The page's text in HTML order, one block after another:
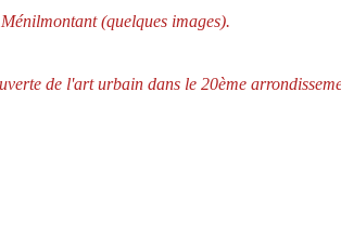
(quelques images).
de l'art urbain dans le 20ème